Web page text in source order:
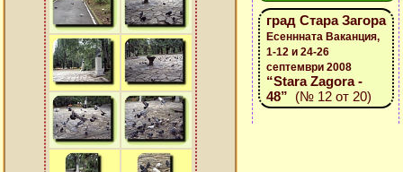
град Стара Загора
Есеннната Ваканция,
1-12 и 24-26
септември 2008
“Stara Zagora -
48” (№ 12 от 20)